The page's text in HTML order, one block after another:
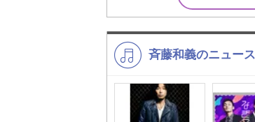
斉藤和義のニュース